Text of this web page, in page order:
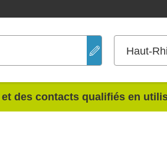
Haut-
et des contacts qualifiés en